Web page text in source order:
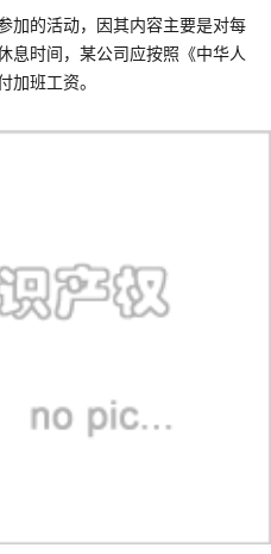
加的活动，因其内容主要是对每
息时间，某公司应按照《中华人
班工资。